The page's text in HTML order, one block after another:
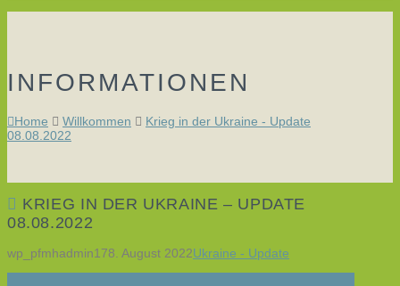
INFORMATIONEN
Home Willkommen
Krieg in der Ukraine - Update
08.08.2022
KRIEG IN DER UKRAINE – UPDATE
08.08.2022
wp_pfmhadmin178. August 2022Ukraine - Update